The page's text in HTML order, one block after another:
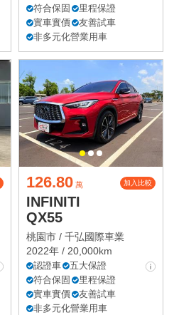
符合保固
里程保證
實車實價
友善試車
非多元化營業用車
126.80 萬 加入比較
INFINITI
QX55
桃園市 / 千弘國際車業
2022年 / 20,000km
認證車
五大保證
符合保固
里程保證
實車實價
友善試車
非多元化營業用車